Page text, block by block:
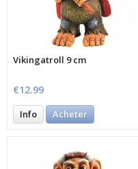
Vikingatroll 9 cm
€12.99
Info Acheter